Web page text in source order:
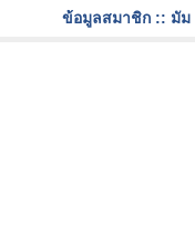
ข้อมูลสมาชิก :: มัม